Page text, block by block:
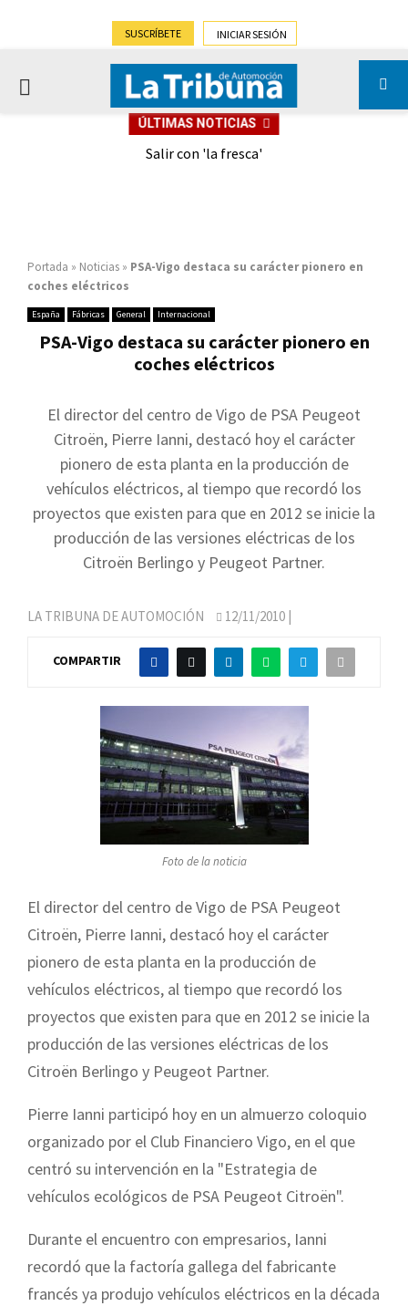
SUSCRÍBETE INICIAR SESIÓN
PRIMARY
ÚLTIMAS NOTICIAS
Salir con 'la fresca'
Portada » Noticias » PSA-Vigo destaca su carácter pionero en
coches eléctricos
España Fábricas General Internacional
PSA-Vigo destaca su carácter pionero en
coches eléctricos
El director del centro de Vigo de PSA Peugeot
Citroën, Pierre Ianni, destacó hoy el carácter
pionero de esta planta en la producción de
vehículos eléctricos, al tiempo que recordó los
proyectos que existen para que en 2012 se inicie la
producción de las versiones eléctricas de los
Citroën Berlingo y Peugeot Partner.
LA TRIBUNA DE AUTOMOCIÓN 12/11/2010 |
COMPARTIR
Foto de la noticia
El director del centro de Vigo de PSA Peugeot
Citroën, Pierre Ianni, destacó hoy el carácter
pionero de esta planta en la producción de
vehículos eléctricos, al tiempo que recordó los
proyectos que existen para que en 2012 se inicie la
producción de las versiones eléctricas de los
Citroën Berlingo y Peugeot Partner.
Pierre Ianni participó hoy en un almuerzo coloquio
organizado por el Club Financiero Vigo, en el que
centró su intervención en la "Estrategia de
vehículos ecológicos de PSA Peugeot Citroën".
Durante el encuentro con empresarios, Ianni
recordó que la factoría gallega del fabricante
francés ya produjo vehículos eléctricos en la década